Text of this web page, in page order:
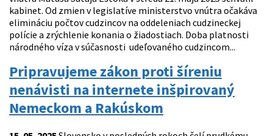
kabinet. Od zmien v legislatíve ministerstvo vnútra očakáva
elimináciu počtov cudzincov na oddeleniach cudzineckej
polície a zrýchlenie konania o žiadostiach. Doba platnosti
národného víza v súčasnosti udeľovaného cudzincom...
Pripravujeme zákon proti šíreniu
nenávisti na internete inšpirovaný
Nemeckom a Rakúskom